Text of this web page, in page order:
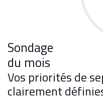
Sondage
du mois
Vos priorités de
clairement